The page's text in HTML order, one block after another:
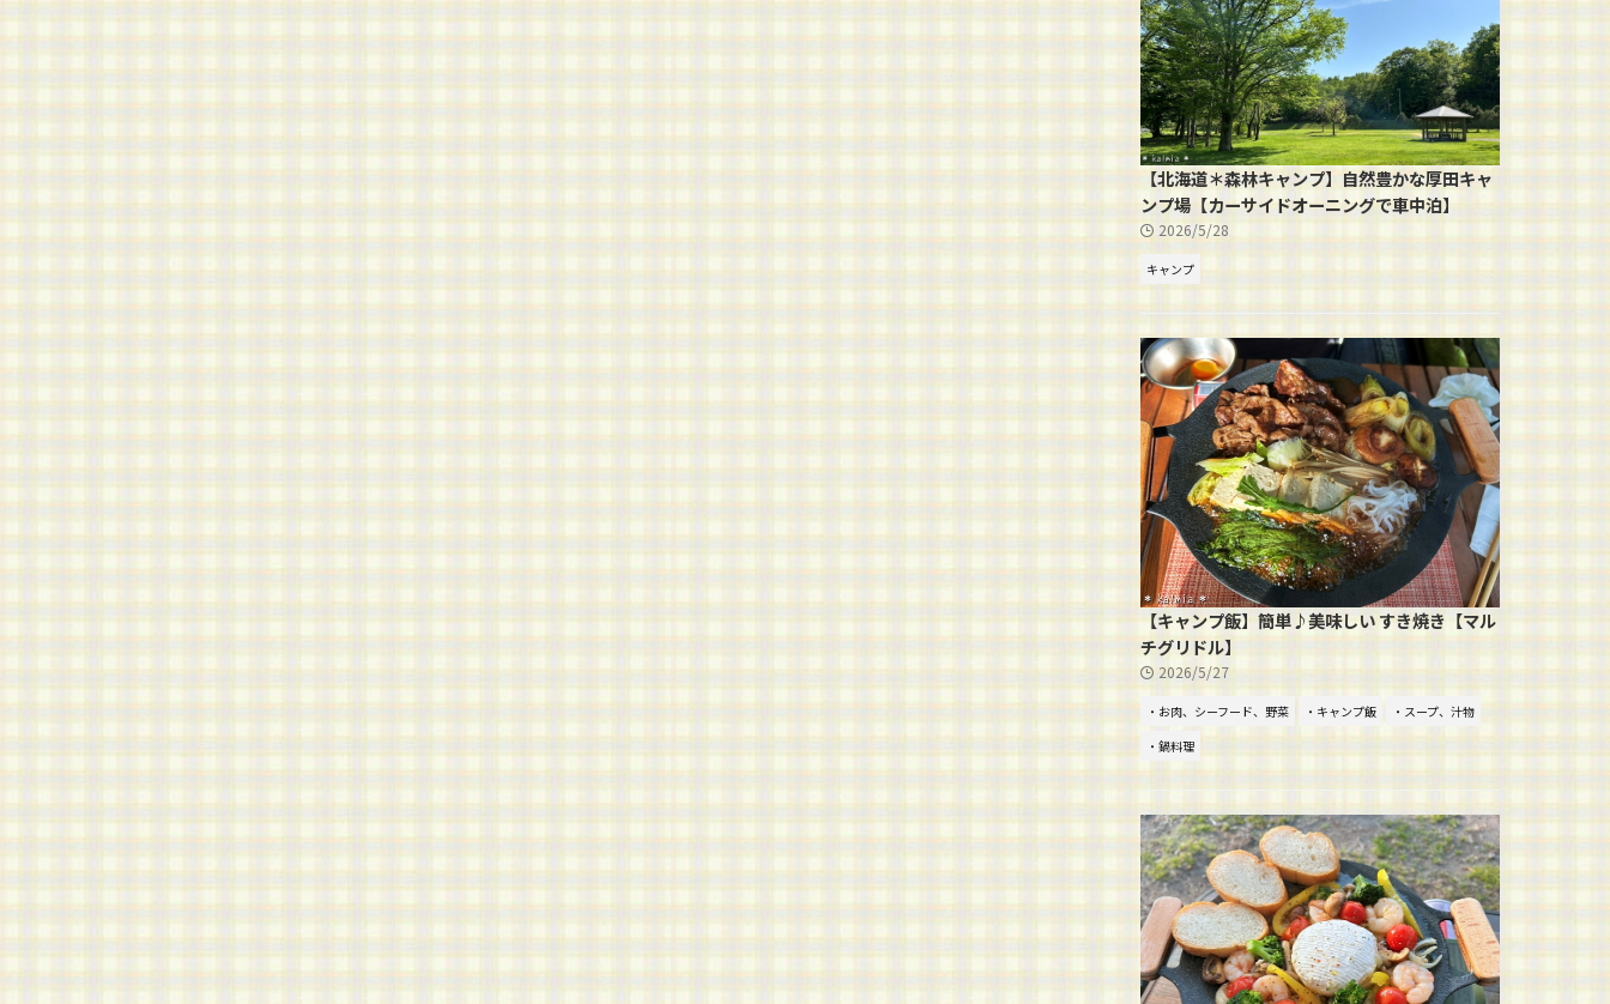
【北海道＊森林キャンプ】自然豊かな厚田キャ
ンプ場【カーサイドオーニングで車中泊】
2026/5/28
キャンプ
【キャンプ飯】簡単♪美味しい すき焼き【マル
チグリドル】
2026/5/27
・お肉、シーフード、野菜 ・キャンプ飯
・スープ、汁物
・鍋料理